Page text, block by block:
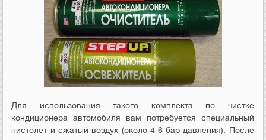
Для использования такого комплекта по чистке
кондиционера автомобиля вам потребуется специальный
пистолет и сжатый воздух (около 4-6 бар давления). После